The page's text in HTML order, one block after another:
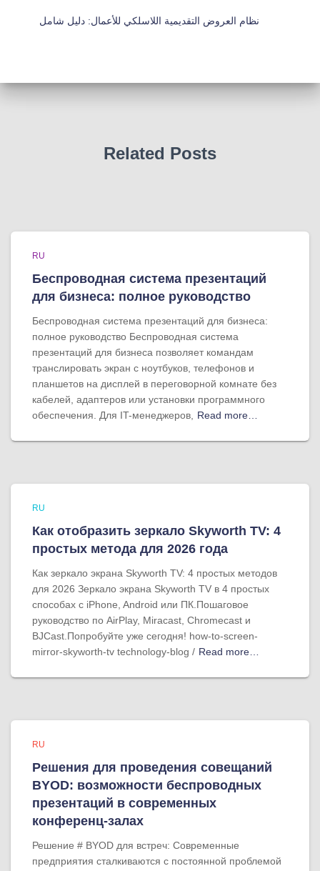
نظام العروض التقديمية اللاسلكي للأعمال: دليل شامل
Related Posts
RU
Беспроводная система презентаций
для бизнеса: полное руководство
Беспроводная система презентаций для бизнеса:
полное руководство Беспроводная система
презентаций для бизнеса позволяет командам
транслировать экран с ноутбуков, телефонов и
планшетов на дисплей в переговорной комнате без
кабелей, адаптеров или установки программного
обеспечения. Для IT-менеджеров,
Read more…
RU
Как отобразить зеркало Skyworth TV: 4
простых метода для 2026 года
Как зеркало экрана Skyworth TV: 4 простых методов
для 2026 Зеркало экрана Skyworth TV в 4 простых
способах с iPhone, Android или ПК.Пошаговое
руководство по AirPlay, Miracast, Chromecast и
BJCast.Попробуйте уже сегодня! how-to-screen-
mirror-skyworth-tv technology-blog / Read more…
RU
Решения для проведения совещаний
BYOD: возможности беспроводных
презентаций в современных
конференц-залах
Решение # BYOD для встреч: Современные
предприятия сталкиваются с постоянной проблемой